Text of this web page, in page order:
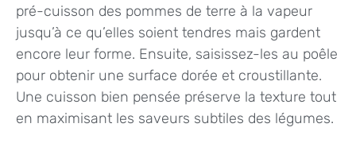
pré-cuisson des pommes de terre à la vapeur
jusqu’à ce qu’elles soient tendres mais gardent
encore leur forme. Ensuite, saisissez-les au poêle
pour obtenir une surface dorée et croustillante.
Une cuisson bien pensée préserve la texture tout
en maximisant les saveurs subtiles des légumes.